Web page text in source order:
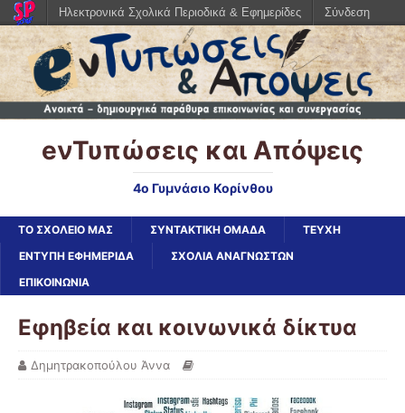
eνΤυπώσεις και Απόψεις
4ο Γυμνάσιο Κορίνθου
ΤΟ ΣΧΟΛΕΙΟ ΜΑΣ ΣΥΝΤΑΚΤΙΚΗ ΟΜΑΔΑ
ΤΕΥΧΗ
ΈΝΤΥΠΗ ΕΦΗΜΕΡΊΔΑ
ΣΧΌΛΙΑ ΑΝΑΓΝΩΣΤΏΝ
ΕΠΙΚΟΙΝΩΝΙΑ
Εφηβεία και κοινωνικά δίκτυα
Δημητρακοπούλου Άννα
Ηλεκτρονικά Σχολικά Περιοδικά & Εφημερίδες Σύνδεση